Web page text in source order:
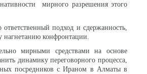
мирного разрешения этого
подход и сдержанность,
нагнетанию конфронтации.
мирными средствами на основе
динамику переговорного процесса,
посредников с Ираном в Алматы в